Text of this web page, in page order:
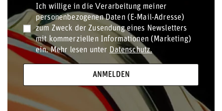
Ich willige in die Verarbeitung meiner
personenbezogenen Daten (E-Mail-Adresse)
zum Zweck der Zusendung eines Newsletters
mit kommerziellen Informationen (Marketing)
ein. Mehr lesen unter Datenschutz.
ANMELDEN